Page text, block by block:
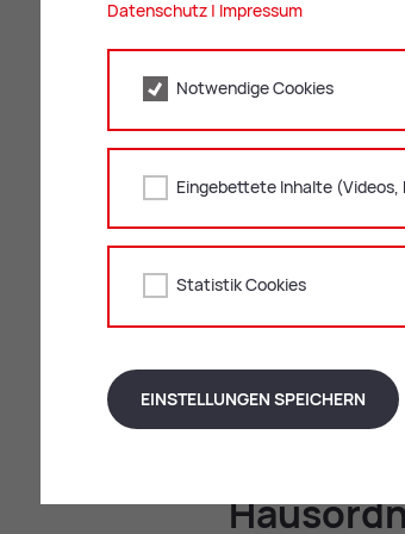
Zu den
pflegliche,
regelmäßige
regelmäßiges
unverzügliches
Hal­ten von
Allgemein übliche
Die Haltung
Leobenverboten.
Datenschutz| Impressum
Notwendige Cookies
Eingebettete Inhalte (Videos,
Statistik Cookies
EINSTELLUNGEN SPEICHERN